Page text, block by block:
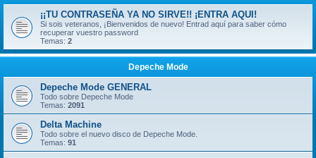
¡¡TU CONTRASEÑA YA NO SIRVE!! ¡ENTRA AQUI!
Si sois veteranos, ¡Bienvenidos de nuevo! Entrad aquí para saber cómo
recuperar vuestro password
Temas: 2
Depeche Mode
Depeche Mode GENERAL
Todo sobre Depeche Mode
Temas: 2091
Delta Machine
Todo sobre el nuevo disco de Depeche Mode.
Temas: 91